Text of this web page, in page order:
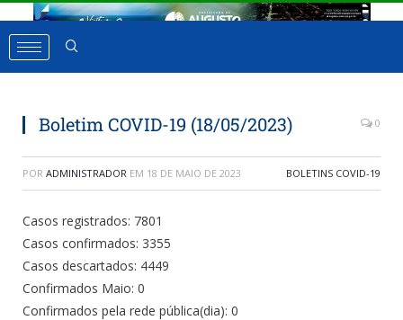
Boletim COVID-19 (18/05/2023) 0
POR ADMINISTRADOR EM 18 DE MAIO DE 2023 BOLETINS COVID-19
Casos registrados: 7801
Casos confirmados: 3355
Casos descartados: 4449
Confirmados Maio: 0
Confirmados pela rede pública(dia): 0